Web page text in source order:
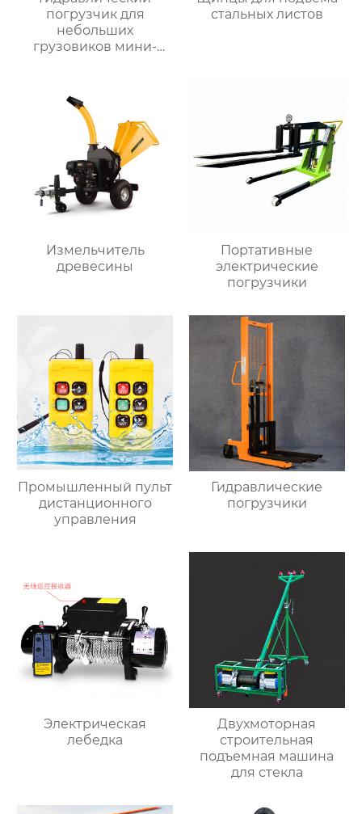
погрузчик для
небольших
грузовиков мини-
стальных листов
Измельчитель
древесины
Портативные
электрические
погрузчики
Промышленный пульт
дистанционного
управления
Гидравлические
погрузчики
Электрическая
лебедка
Двухмоторная
строительная
подъемная машина
для стекла